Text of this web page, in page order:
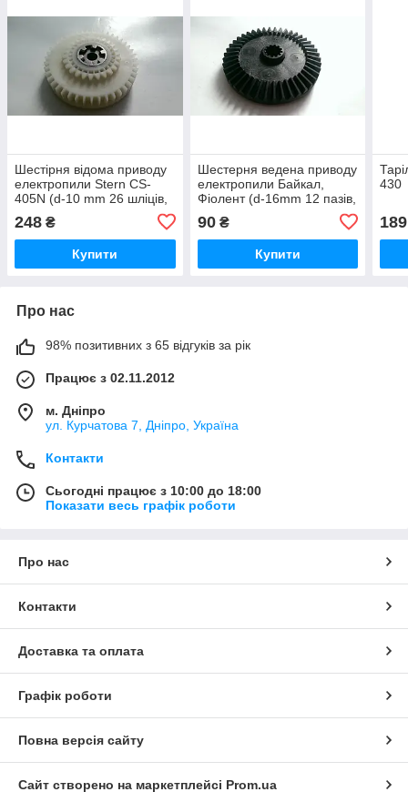
Шестірня відома приводу
електропили Stern CS-
405N (d-10 mm 26 шліців,
248 ₴
Купити
Шестерня ведена приводу
електропили Байкал,
Фіолент (d-16mm 12 пазів,
90₴
Купити
430
189
Про нас
98% позитивних з 65 відгуків за рік
Працює з 02.11.2012
м. Дніпро
ул. Курчатова 7, Дніпро, Україна
Контакти
Сьогодні працює з 10:00 до 18:00
Показати весь графік роботи
Про нас
Контакти
Доставка та оплата
Графік роботи
Повна версія сайту
Сайт створено на маркетплейсі Prom.ua